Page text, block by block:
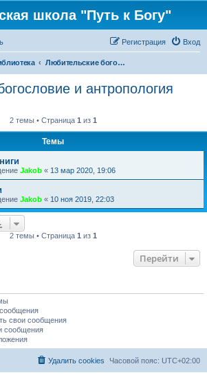
школа "Путь к Богу"
Вход
Регистрация
Любительские богословие и антропология
и антропология
2 темы • Страница 1 из 1
Темы
Jakob « 13 мар 2020, 19:06
Jakob « 10 ноя 2019, 22:03
2 темы • Страница 1 из 1
Перейти
свои сообщения
сообщения
Часовой пояс: UTC+02:00
Удалить cookies